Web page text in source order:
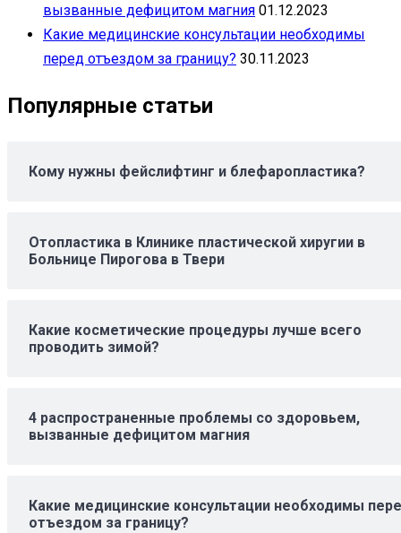
вызванные дефицитом магния 01.12.2023
Какие медицинские консультации необходимы
перед отъездом за границу? 30.11.2023
Популярные статьи
Кому нужны фейслифтинг и блефаропластика?
Отопластика в Клинике пластической хиругии в
Больнице Пирогова в Твери
Какие косметические процедуры лучше всего
проводить зимой?
4 распространенные проблемы со здоровьем,
вызванные дефицитом магния
Какие медицинские консультации необходимы
отъездом за границу?